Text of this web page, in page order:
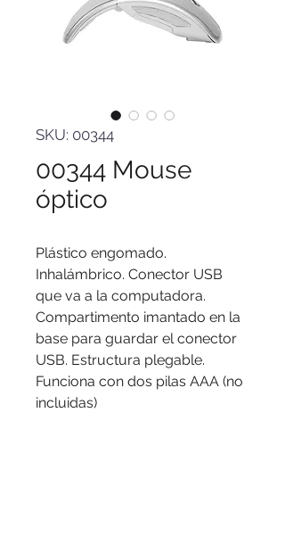
SKU: 00344
00344 Mouse
óptico
Plástico engomado.
Inhalámbrico. Conector USB
que va a la computadora.
Compartimento imantado en la
base para guardar el conector
USB. Estructura plegable.
Funciona con dos pilas AAA (no
incluidas)